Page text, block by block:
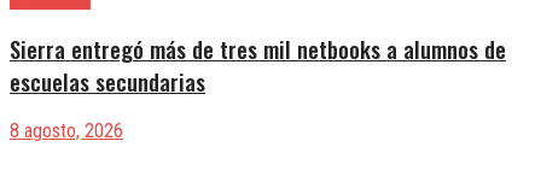
Sierra entregó más de tres mil netbooks a alumnos de
escuelas secundarias
8 agosto, 2026